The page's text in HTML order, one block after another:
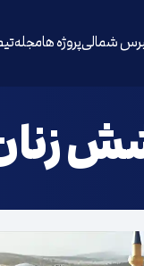
شمالیپروژه هامجله